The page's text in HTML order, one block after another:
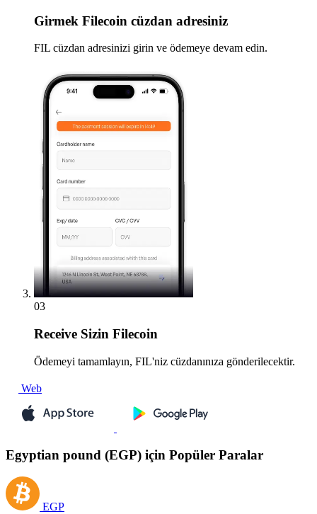
Girmek Filecoin cüzdan adresiniz
FIL cüzdan adresinizi girin ve ödemeye devam edin.
03
Receive Sizin Filecoin
Ödemeyi tamamlayın, FIL'niz cüzdanınıza gönderilecektir.
Web
Egyptian pound (EGP) için Popüler Paralar
EGP